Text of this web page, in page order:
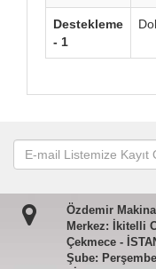
Destekleme
- 1
Özdemir
Merkez: İkitelli
Çekmece -
Şube: